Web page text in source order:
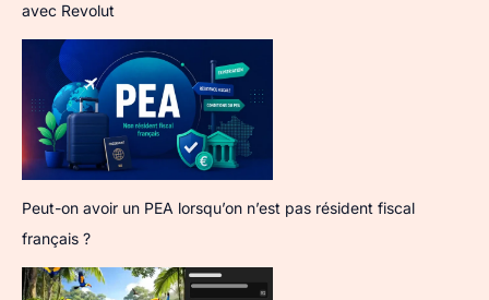
avec Revolut
Peut-on avoir un PEA lorsqu’on n’est pas résident fiscal
français ?